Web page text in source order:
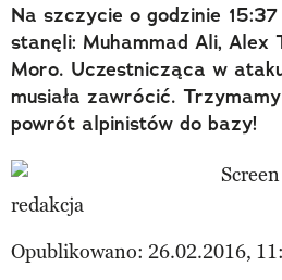
Na szczycie o godzinie
stanęli: Muhammad Ali, Alex
Moro. Uczestnicząca w
musiała zawrócić.
powrót alpinistów do bazy!
redakcja
Opublikowano: 26.02.2016,